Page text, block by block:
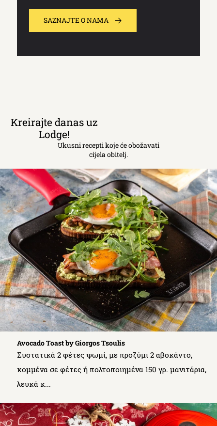
SAZNAJTE O NAMA
Kreirajte danas uz
Lodge!
Ukusni recepti koje će obožavati
cijela obitelj.
Avocado Toast by Giorgos Tsoulis
Συστατικά 2 φέτες ψωμί, με προζύμι 2 αβοκάντο,
κομμένα σε φέτες ή πολτοποιημένα 150 γρ. μανιτάρια,
λευκά κ...